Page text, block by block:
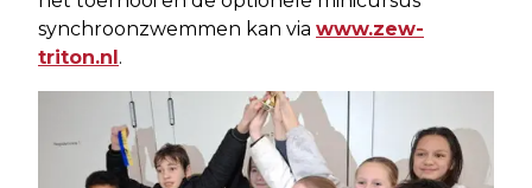
synchroonzwemmen kan via www.zew-
triton.nl.